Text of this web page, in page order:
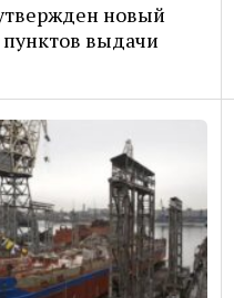
новый
выдачи